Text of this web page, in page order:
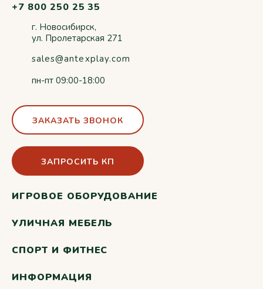
+7 800 250 25 35
г. Новосибирск,
ул. Пролетарская 271
sales@antexplay.com
пн-пт 09:00-18:00
ЗАКАЗАТЬ ЗВОНОК
ЗАПРОСИТЬ КП
ИГРОВОЕ ОБОРУДОВАНИЕ
УЛИЧНАЯ МЕБЕЛЬ
СПОРТ И ФИТНЕС
ИНФОРМАЦИЯ